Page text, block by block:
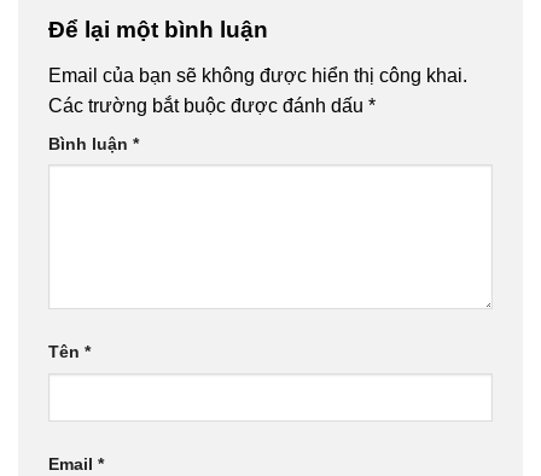
Để lại một bình luận
Email của bạn sẽ không được hiển thị công khai.
Các trường bắt buộc được đánh dấu *
Bình luận *
Tên *
Email *